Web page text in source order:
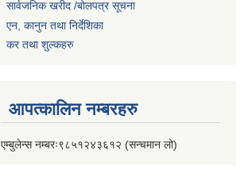
सार्वजनिक खरीद /बोलपत्र सूचना
एन, कानुन तथा निर्देशिका
कर तथा शुल्कहरु
आपत्कालिन नम्बरहरु
एम्बुलेन्स नम्बरः९८५१२४३६१२ (सन्चमान लो)